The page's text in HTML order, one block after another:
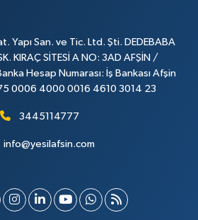
Yapı San. ve Tic. Ltd. Şti. DEDEBABA
KIRAÇ SİTESİ A NO: 3AD AFŞİN /
Hesap Numarası: İş Bankası Afşin
0006 4000 0016 4610 3014 23
3445114777
info@yesilafsin.com